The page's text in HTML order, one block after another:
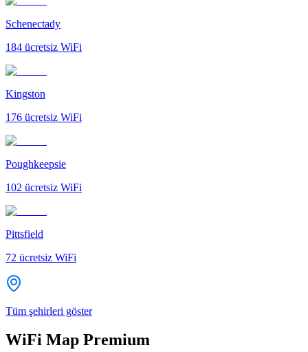
Schenectady
184 ücretsiz WiFi
Kingston
176 ücretsiz WiFi
Poughkeepsie
102 ücretsiz WiFi
Pittsfield
72 ücretsiz WiFi
Tüm şehirleri göster
WiFi Map Premium